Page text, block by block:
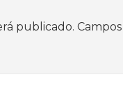
publicado.